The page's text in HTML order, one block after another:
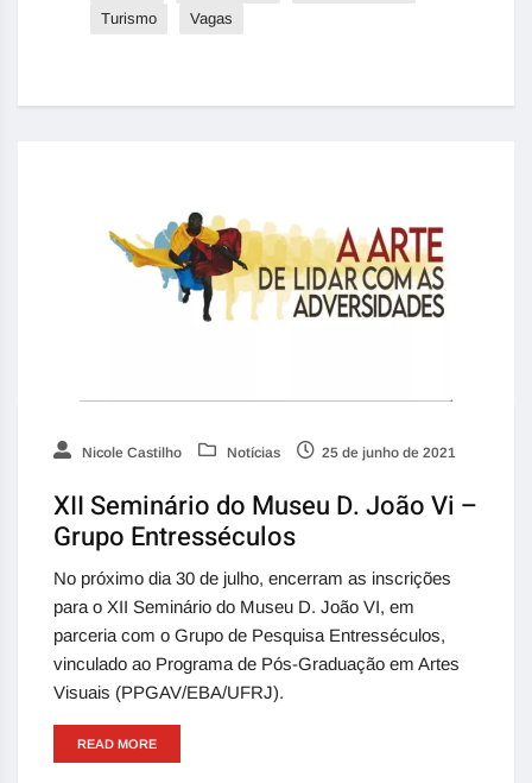
Turismo
Vagas
Nicole Castilho Notícias 25 de junho de 2021
XII Seminário do Museu D. João Vi –
Grupo Entresséculos
No próximo dia 30 de julho, encerram as inscrições
para o XII Seminário do Museu D. João VI, em
parceria com o Grupo de Pesquisa Entresséculos,
vinculado ao Programa de Pós-Graduação em Artes
Visuais (PPGAV/EBA/UFRJ).
READ MORE